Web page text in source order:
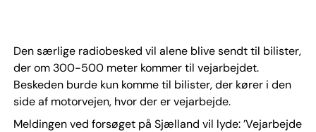
Den særlige radiobesked vil alene blive sendt til bilister,
der om 300-500 meter kommer til vejarbejdet.
Beskeden burde kun komme til bilister, der kører i den
side af motorvejen, hvor der er vejarbejde.
Meldingen ved forsøget på Sjælland vil lyde: ’Vejarbejde